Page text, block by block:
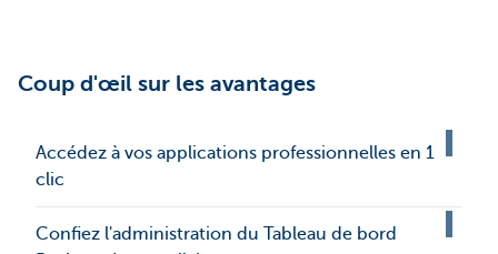
Coup d'œil sur les avantages
Accédez à vos applications professionnelles en 1
clic
Confiez l'administration du Tableau de bord